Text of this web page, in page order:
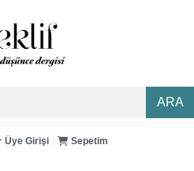
ARA
Üye Girişi Sepetim